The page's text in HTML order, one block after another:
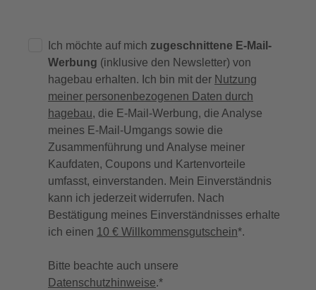
Ich möchte auf mich zugeschnittene E-Mail-
Werbung (inklusive den Newsletter) von
hagebau erhalten. Ich bin mit der Nutzung
meiner personenbezogenen Daten durch
hagebau, die E-Mail-Werbung, die Analyse
meines E-Mail-Umgangs sowie die
Zusammenführung und Analyse meiner
Kaufdaten, Coupons und Kartenvorteile
umfasst, einverstanden. Mein Einverständnis
kann ich jederzeit widerrufen. Nach
Bestätigung meines Einverständnisses erhalte
ich einen 10 € Willkommensgutschein*.
Bitte beachte auch unsere
Datenschutzhinweise.